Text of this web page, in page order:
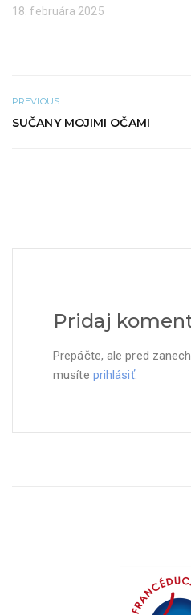
m
o
e
)
18. februára 2025
PREVIOUS
SUČANY MOJIMI OČAMI
Pridaj
Prepáčte, ale pred
musíte prihlásiť.